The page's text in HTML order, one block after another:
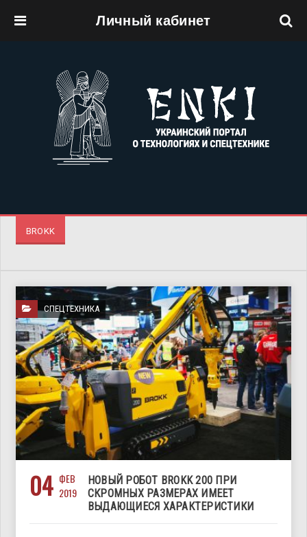
Личный кабинет
BROKK
СПЕЦТЕХНИКА
04 ФЕВ
2019
НОВЫЙ РОБОТ BROKK 200 ПРИ
СКРОМНЫХ РАЗМЕРАХ ИМЕЕТ
ВЫДАЮЩИЕСЯ ХАРАКТЕРИСТИКИ